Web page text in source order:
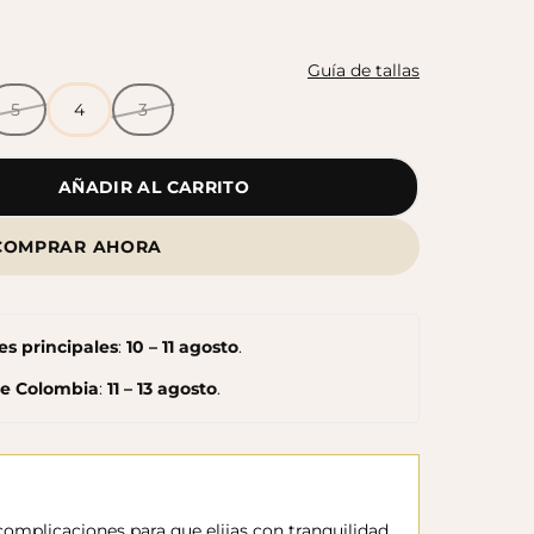
Guía de tallas
5
4 3
AÑADIR AL CARRITO
AHORA
principales: 10 – 11 agosto.
Colombia: 11 – 13 agosto.